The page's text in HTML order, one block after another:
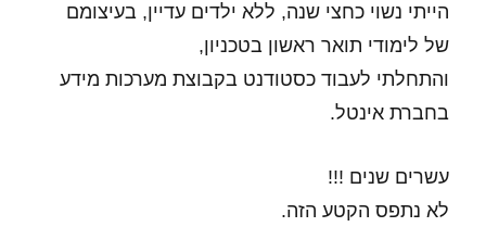
הייתי נשוי כחצי שנה, ללא ילדים עדיין, בעיצומם
של לימודי תואר ראשון בטכניון,
והתחלתי לעבוד כסטודנט בקבוצת מערכות מידע
בחברת אינטל.
עשרים שנים !!!
לא נתפס הקטע הזה.